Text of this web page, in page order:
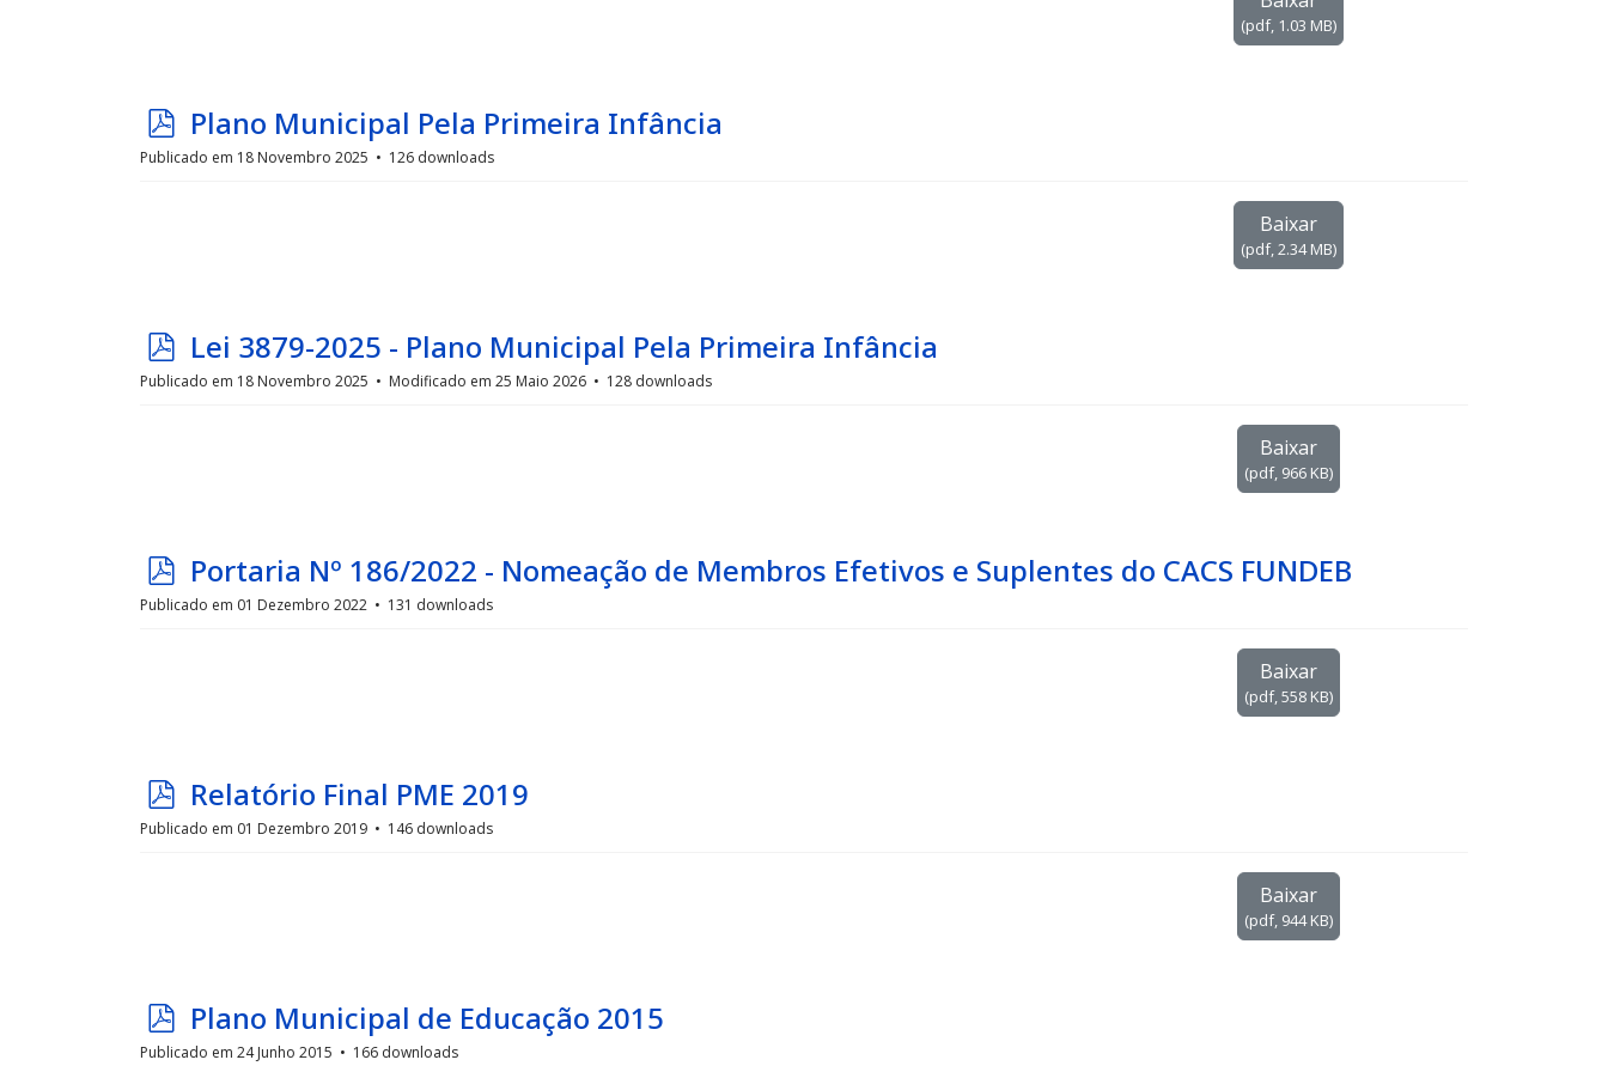
(pdf, 1.03 MB)
p
d
Plano Municipal Pela Primeira Infância
Publicado em 18 Novembro 2025 126 downloads
Baixar
(pdf, 2.34 MB)
p
d
Lei 3879-2025 - Plano Municipal Pela Primeira Infância
Publicado em 18 Novembro 2025 Modificado em 25 Maio 2026 128 downloads
Baixar
(pdf, 966 KB)
p
d
Portaria Nº 186/2022 - Nomeação de Membros Efetivos e Suplentes do CACS FUNDEB
Publicado em 01 Dezembro 2022 131 downloads
Baixar
(pdf, 558 KB)
p
d
Relatório Final PME 2019
Publicado em 01 Dezembro 2019 146 downloads
Baixar
(pdf, 944 KB)
p
d
Plano Municipal de Educação 2015
Publicado em 24 Junho 2015 166 downloads